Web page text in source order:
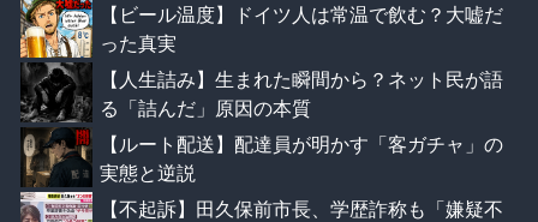
【ビール温度】ドイツ人は常温で飲む？大嘘だ
った真実
【人生詰み】生まれた瞬間から？ネット民が語
る「詰んだ」原因の本質
【ルート配送】配達員が明かす「客ガチャ」の
実態と逆説
【不起訴】田久保前市長、学歴詐称も「嫌疑不